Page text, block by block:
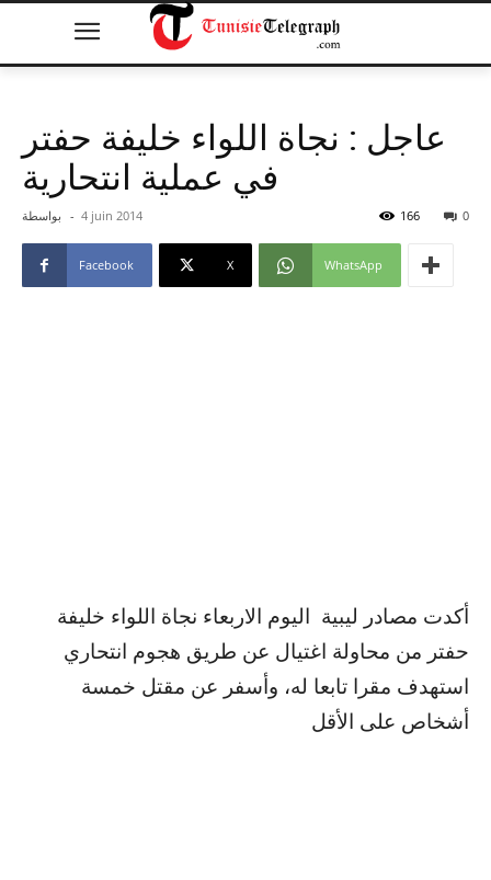
عاجل : نجاة اللواء خليفة حفتر
في عملية انتحارية
بواسطة - 4 juin 2014 0
166
Facebook X WhatsApp
أكدت مصادر ليبية اليوم الاربعاء نجاة اللواء خليفة
حفتر من محاولة اغتيال عن طريق هجوم انتحاري
استهدف مقرا تابعا له، وأسفر عن مقتل خمسة
أشخاص على الأقل